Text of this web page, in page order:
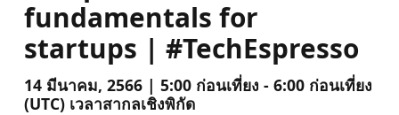
fundamentals for
startups | #TechEspresso
14 มีนาคม, 2566 | 5:00 ก่อนเที่ยง - 6:00 ก่อนเที่ยง
(UTC) เวลาสากลเชิงพิกัด